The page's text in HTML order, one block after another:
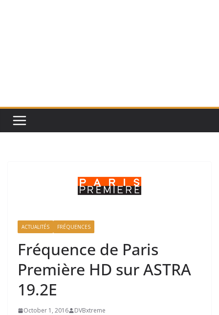
ACTUALITÉS FRÉQUENCES
Fréquence de Paris
Première HD sur ASTRA
19.2E
October 1, 2016 DVBxtreme